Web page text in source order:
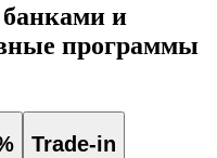
и
программы
Trade-in